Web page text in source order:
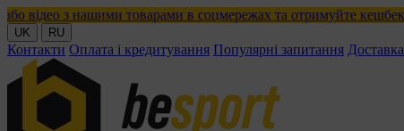
товарами в соцмережах та отримуйте кешбек!
UK RU
Контакти Оплата і кредитування Популярні запитання Доставка